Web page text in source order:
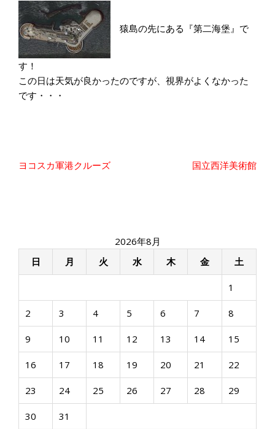
猿島の先にある『第二海堡』で
す！
この日は天気が良かったのですが、視界がよくなかった
です・・・
投
シ
ン
ヨコスカ軍港クルーズ 国立西洋美術館
2026年8月
日
月 火 水 木 金 土
1
2 3 4 5 6 7 8
9 10 11 12 13 14 15
16 17 18 19 20 21 22
23 24 25 26 27 28 29
30 31